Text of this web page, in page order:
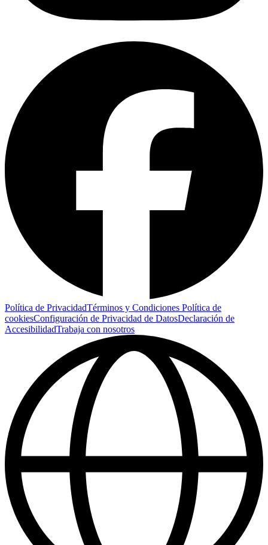
Política de PrivacidadTérminos y Condiciones Política de
cookiesConfiguración de Privacidad de DatosDeclaración de
AccesibilidadTrabaja con nosotros